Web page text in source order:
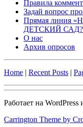
Правила
Задай вопрос
Прямая линия
ДЕТСКИЙ САД?
О нас
Архив опросов
Home | Recent Posts |
Работает на WordPress
Carrington Theme by